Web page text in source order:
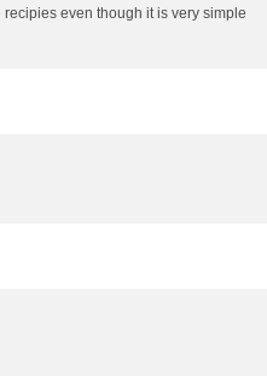
even though it is very simple